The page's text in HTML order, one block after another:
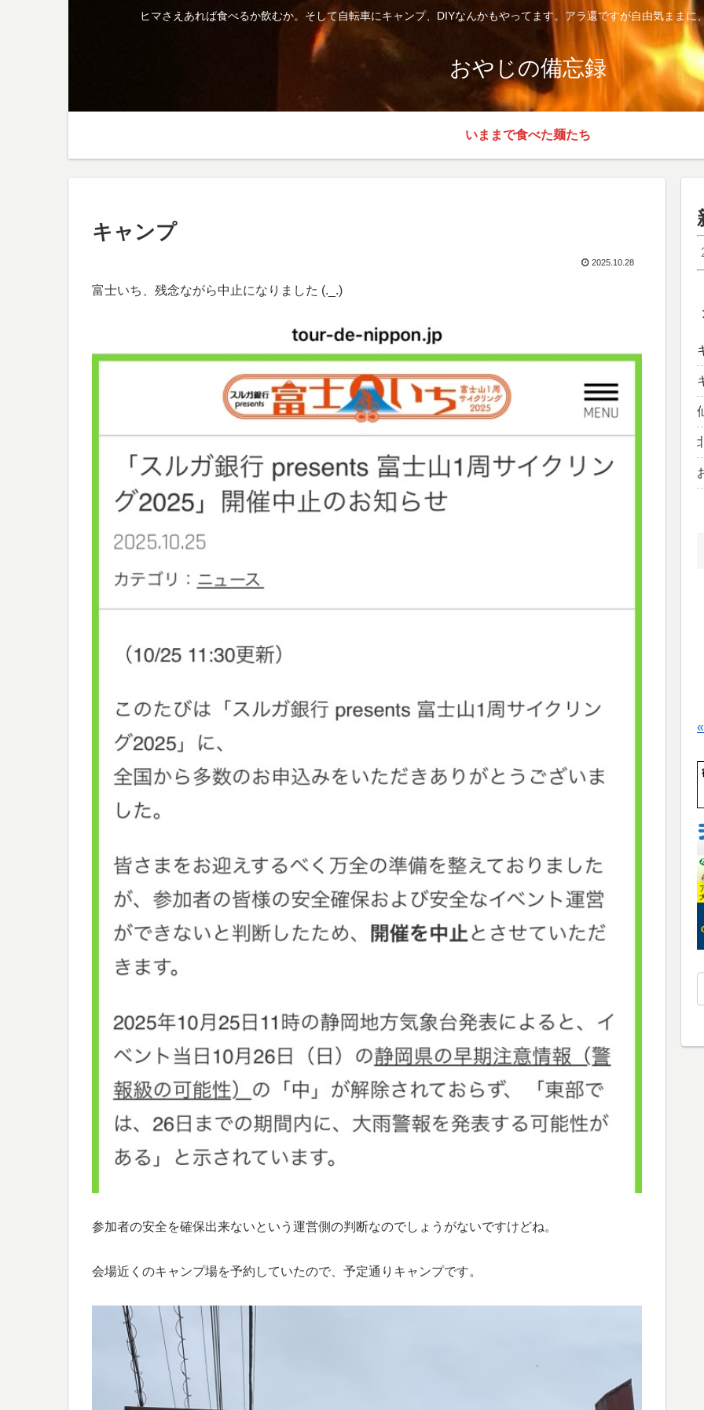
ヒマさえあれば食べるか飲むか。そして自転車にキャンプ、DIYなんかもやってます。アラ還ですが自由気まま
おやじの備忘録
いままで食べた麺たち
キャンプ
2025.10.28
富士いち、残念ながら中止になりました (._.)
参加者の安全を確保出来ないという運営側の判断なのでしょうがないですけどね。
会場近くのキャンプ場を予約していたので、予定通りキャンプです。